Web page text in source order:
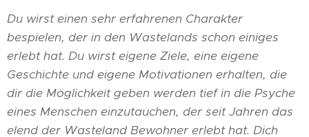
Du wirst einen sehr erfahrenen Charakter
bespielen, der in den Wastelands schon einiges
erlebt hat. Du wirst eigene Ziele, eine eigene
Geschichte und eigene Motivationen erhalten, die
dir die Möglichkeit geben werden tief in die Psyche
eines Menschen einzutauchen, der seit Jahren das
elend der Wasteland Bewohner erlebt hat. Dich